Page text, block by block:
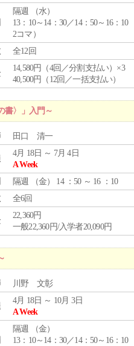
隔週 （水）
13：10～14：30／14：50～16：10
2コマ）
全12回
14,580円（4回／分割支払い）×3
40,500円（12回／一括支払い）
書〉」入門～
田口 清一
4月 18日 ～ 7月 4日
A Week
隔週 （金） 14 ：50 ～ 16 ：10
全6回
22,360円
一般22,360円/入学者20,090円
川野 文彰
4月 18日 ～ 10月 3日
A Week
隔週 （金）
13：10～14：30／14：50～16：10